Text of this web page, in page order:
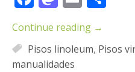
Continue reading →
Pisos linoleum, Pisos
manualidades